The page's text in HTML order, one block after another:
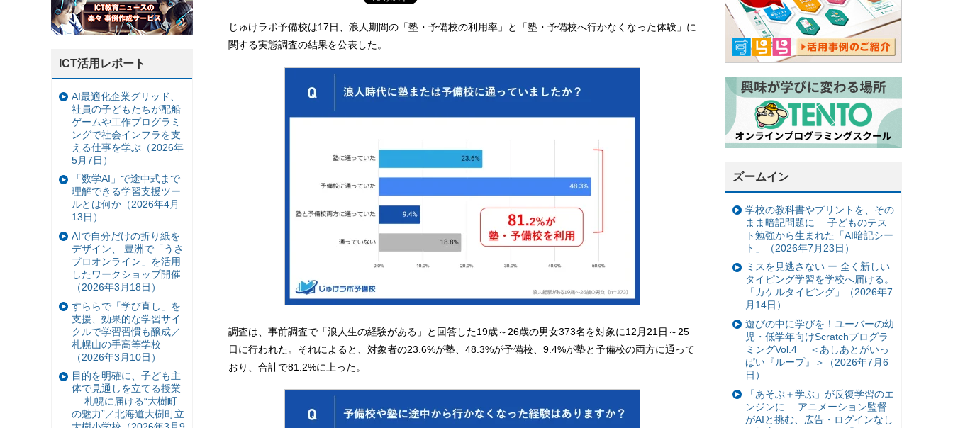
じゅけラボ予備校は17日、浪人期間の「塾・予備校の利用率」と「塾・予備校へ行かなくなった体験」に
関する実態調査の結果を公表した。
調査は、事前調査で「浪人生の経験がある」と回答した19歳～26歳の男女373名を対象に12月21日～25
日に行われた。それによると、対象者の23.6%が塾、48.3%が予備校、9.4%が塾と予備校の両方に通って
おり、合計で81.2%に上った。
ズームイン
学校の教科書やプリントを、その
まま暗記問題に ─ 子どものテス
ト勉強から生まれた「AI暗記シー
ト」（2026年7月23日）
ミスを見逃さない ー 全く新しい
タイピング学習を学校へ届ける。
「カケルタイピング」（2026年7
月14日）
遊びの中に学びを！ユーバーの幼
児・低学年向けScratchプログラ
ミングVol.4 ＜あしあとがいっ
ぱい『ループ』＞（2026年7月6
日）
「あそぶ＋学ぶ」が反復学習のエ
ンジンに ─ アニメーション監督
がAIと挑む、広告・ログインなし
ICT活用レポート
AI最適化企業グリッド、
社員の子どもたちが配船
ゲームや工作プログラミ
ングで社会インフラを支
える仕事を学ぶ（2026年
5月7日）
「数学AI」で途中式まで
理解できる学習支援ツー
ルとは何か（2026年4月
13日）
AIで自分だけの折り紙を
デザイン、 豊洲で「うさ
プロオンライン」を活用
したワークショップ開催
（2026年3月18日）
すららで「学び直し」を
支援、効果的な学習サイ
クルで学習習慣も醸成／
札幌山の手高等学校
（2026年3月10日）
目的を明確に、子ども主
体で見通しを立てる授業
— 札幌に届ける“大樹町
の魅力”／北海道大樹町立